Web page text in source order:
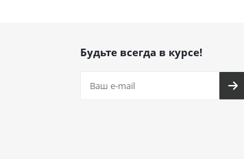
Будьте всегда в курсе!